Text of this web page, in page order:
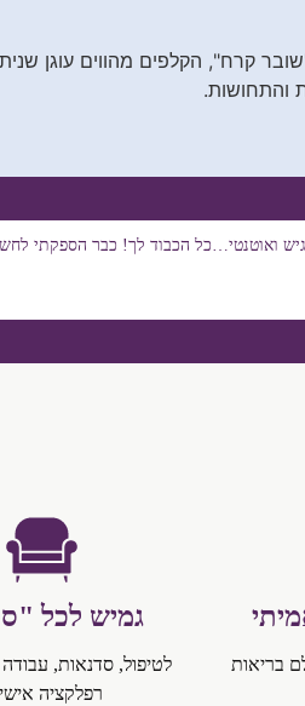
קרח", הקלפים מהווים עוגן
והתחושות.
ואוטנטי…כל הכבוד לך! כבר הספקתי
בריאות
גמיש לכל
לטיפול, סדנאות,
רפלקציה